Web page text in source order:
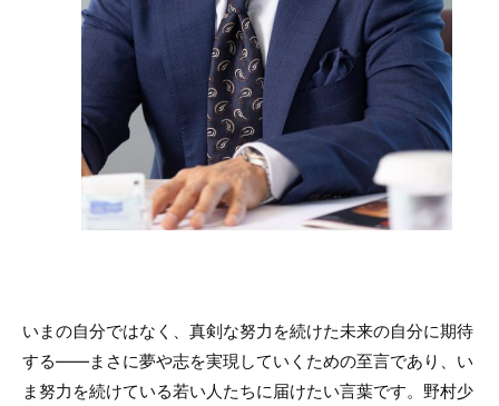
いまの自分ではなく、真剣な努力を続けた未来の自分に期待
する――まさに夢や志を実現していくための至言であり、い
ま努力を続けている若い人たちに届けたい言葉です。野村少